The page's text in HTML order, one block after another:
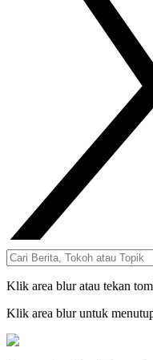
Klik area blur atau tekan
Klik area blur untuk